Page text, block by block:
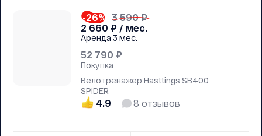
-26% 3 590 ₽
2 660 ₽ / мес.
Аренда 3 мес.
52 790 ₽
Покупка
Велотренажер Hasttings SB400
SPIDER
4.9 8 отзывов